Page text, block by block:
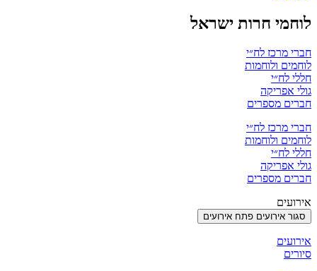
לוחמי חרות ישראל
חברי מרכז לח״י
לוחמים ולוחמות
חללי לח״י
גולי אפריקה
חברים מספרים
חברי מרכז לח״י
לוחמים ולוחמות
חללי לח״י
גולי אפריקה
חברים מספרים
אירועים
סגור אירועים פתח אירועים
אירועים
סיורים